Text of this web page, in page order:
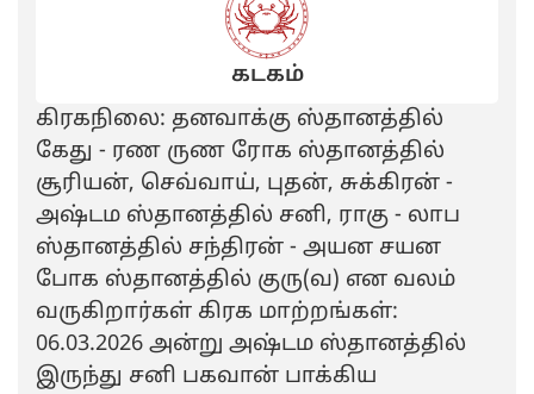
கடகம்
கிரகநிலை: தனவாக்கு ஸ்தானத்தில்
கேது - ரண ருண ரோக ஸ்தானத்தில்
சூரியன், செவ்வாய், புதன், சுக்கிரன் -
அஷ்டம ஸ்தானத்தில் சனி, ராகு - லாப
ஸ்தானத்தில் சந்திரன் - அயன சயன
போக ஸ்தானத்தில் குரு(வ) என வலம்
வருகிறார்கள் கிரக மாற்றங்கள்:
06.03.2026 அன்று அஷ்டம ஸ்தானத்தில்
இருந்து சனி பகவான் பாக்கிய